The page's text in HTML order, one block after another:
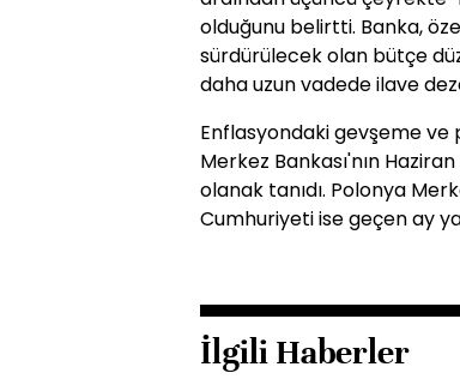
olduğunu belirtti. Banka,
sürdürülecek olan bütçe
daha uzun vadede ilave
Enflasyondaki gevşeme
Merkez Bankası'nın
olanak tanıdı. Polonya
Cumhuriyeti ise geçen ay
İlgili Haberler